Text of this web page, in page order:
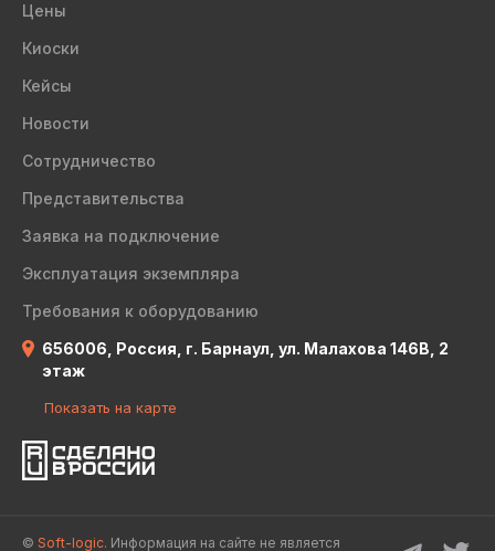
Цены
Киоски
Кейсы
Новости
Сотрудничество
Представительства
Заявка на подключение
Эксплуатация экземпляра
Требования к оборудованию
656006, Россия, г. Барнаул, ул. Малахова 146В, 2
этаж
Показать на карте
© Soft-logic. Информация на сайте не является